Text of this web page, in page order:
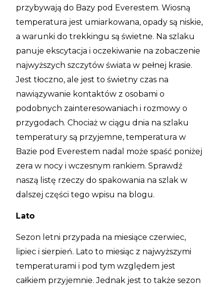
przybywają do Bazy pod Everestem. Wiosną
temperatura jest umiarkowana, opady są niskie,
a warunki do trekkingu są świetne. Na szlaku
panuje ekscytacja i oczekiwanie na zobaczenie
najwyższych szczytów świata w pełnej krasie.
Jest tłoczno, ale jest to świetny czas na
nawiązywanie kontaktów z osobami o
podobnych zainteresowaniach i rozmowy o
przygodach. Chociaż w ciągu dnia na szlaku
temperatury są przyjemne, temperatura w
Bazie pod Everestem nadal może spaść poniżej
zera w nocy i wczesnym rankiem. Sprawdź
naszą listę rzeczy do spakowania na szlak w
dalszej części tego wpisu na blogu.
Lato
Sezon letni przypada na miesiące czerwiec,
lipiec i sierpień. Lato to miesiąc z najwyższymi
temperaturami i pod tym względem jest
całkiem przyjemnie. Jednak jest to także sezon